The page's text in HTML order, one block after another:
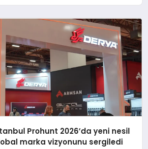
Prohunt 2026’da yeni nesil
marka vizyonunu sergiledi